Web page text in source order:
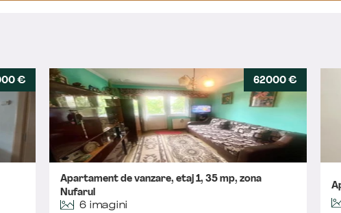
€ 62000 €
Apartament de vanzare, etaj 1, 35 mp, zona
Nufarul
6 imagini